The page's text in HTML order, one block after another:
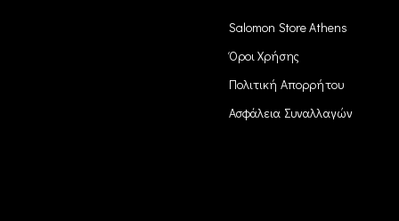
Salomon Store Athens
Όροι Χρήσης
Πολιτική Απορρήτου
Ασφάλεια Συναλλαγών